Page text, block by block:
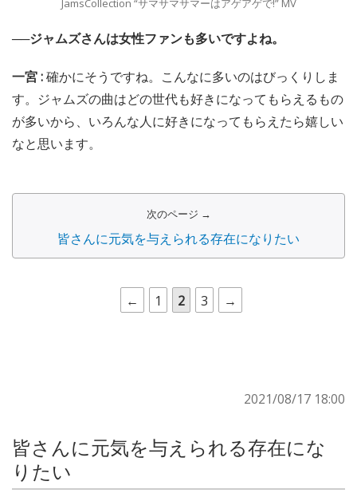
JamsCollection “サマサマサマーはアゲアゲで!” MV
──ジャムズさんは女性ファンも多いですよね。
一宮 :確かにそうですね。こんなに多いのはびっくりしま
す。ジャムズの曲はどの世代も好きになってもらえるもの
が多いから、いろんな人に好きになってもらえたら嬉しい
なと思います。
次のページ →
皆さんに元気を与えられる存在になりたい
← 1 2 3 →
2021/08/17 18:00
皆さんに元気を与えられる存在にな
りたい